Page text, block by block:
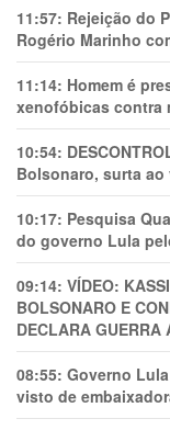
11:57: Rejeição do
Rogério Marinho
11:14: Homem é
xenofóbicas contra
10:54:
Bolsonaro, surta
10:17: Pesquisa
do governo Lula
09:14: VÍDEO:
BOLSONARO E
DECLARA GUERRA
08:55: Governo
visto de